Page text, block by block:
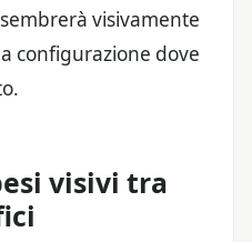
visivamente
configurazione dove
visivi tra